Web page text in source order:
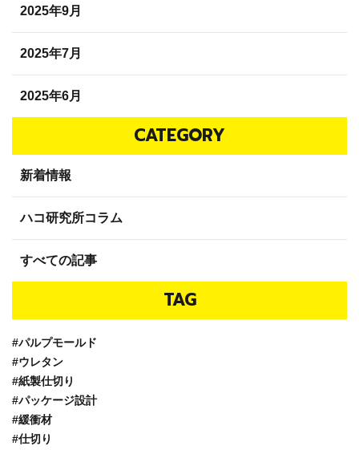
2025年9月
2025年7月
2025年6月
CATEGORY
新着情報
ハコ研究所コラム
すべての記事
TAG
#パルプモールド
#ウレタン
#紙製仕切り
#パッケージ設計
#緩衝材
#仕切り